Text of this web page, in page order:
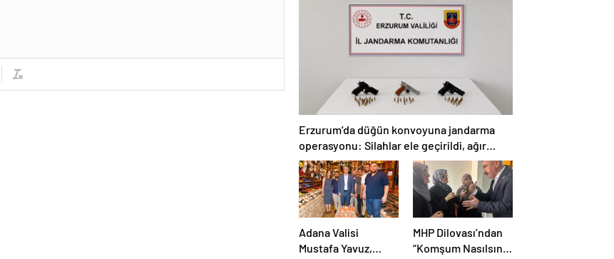
Hava Kuvvetleri
Orgeneral Rafet
yasası açıklaması:
“Herkes kazandı”
Erzurum’da düğün konvoyuna jandarma
operasyonu: Silahlar ele geçirildi, ağır
cezalar kesildi
Adana Valisi
Mustafa Yavuz,
MHP Dilovası’ndan
“Komşum Nasılsın”